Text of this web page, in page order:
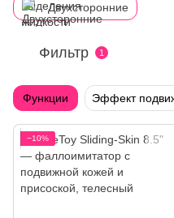
Двухсторонние
Фильтр 1
Функции Эффект
−10%